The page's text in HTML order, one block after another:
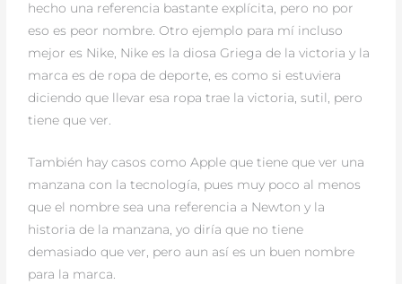
hecho una referencia bastante explícita, pero no por
eso es peor nombre. Otro ejemplo para mí incluso
mejor es Nike, Nike es la diosa Griega de la victoria y la
marca es de ropa de deporte, es como si estuviera
diciendo que llevar esa ropa trae la victoria, sutil, pero
tiene que ver.
También hay casos como Apple que tiene que ver una
manzana con la tecnología, pues muy poco al menos
que el nombre sea una referencia a Newton y la
historia de la manzana, yo diría que no tiene
demasiado que ver, pero aun así es un buen nombre
para la marca.